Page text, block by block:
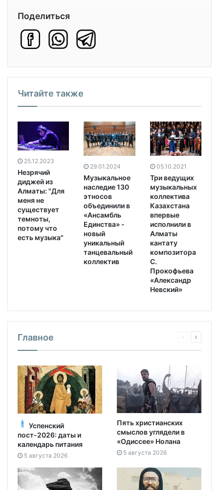
Поделиться
Читайте также
25.12.2023
Незрячий
диджей из
Алматы: "Для
меня не
существует
темноты,
потому что
есть музыка"
29.01.2024
Музыкальное
наследие 130
этносов
объединили в
«Ансамбль
Единства» -
новый
уникальный
танцевальный
коллектив
05.10.2021
Три ведущих
музыкальных
коллектива
Казахстана
впервые
исполнили в
Алматы
кантату
композитора
С.
Прокофьева
«Александр
Невский»
Главное
Успенский
пост-2026: даты и
календарь питания
5 августа 2026
Пять христианских
смыслов углядели в
«Одиссее» Нолана
5 августа 2026